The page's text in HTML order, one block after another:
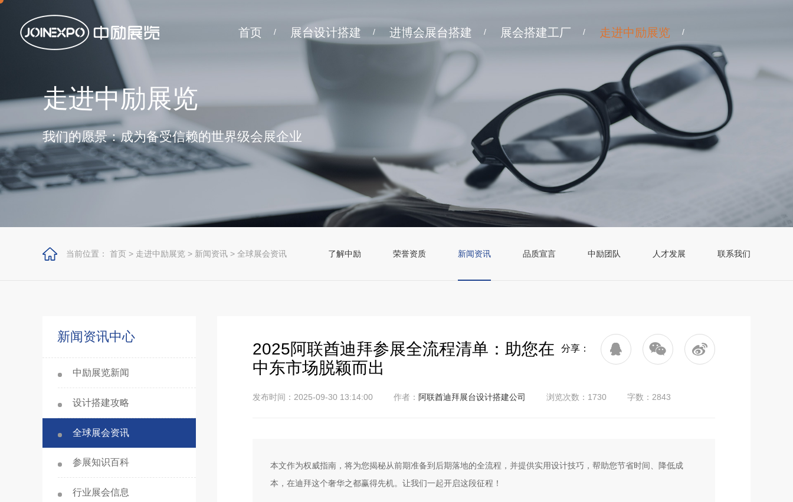
首页 / 展台设计搭建 / 进博会展台搭建 / 展会搭建工厂 / 走进中励展览 /
走进中励展览
我们的愿景：成为备受信赖的世界级会展企业
当前位置： 首页 > 走进中励展览 > 新闻资讯 > 全球展会资讯 了解中励 荣誉资质 新闻资讯 品质宣言 中励团队 人才发展 联系我们
新闻资讯中心
中励展览新闻
设计搭建攻略
全球展会资讯
参展知识百科
行业展会信息
2025阿联酋迪拜参展全流程清单：助您在
中东市场脱颖而出
分享：
发布时间：2025-09-30 13:14:00 作者： 阿联酋迪拜展台设计搭建公司 浏览次数：1730 字数：2843
本文作为权威指南，将为您揭秘从前期准备到后期落地的全流程，并提供实用设计技巧，帮助您节省时间、降低成
本，在迪拜这个奢华之都赢得先机。让我们一起开启这段征程！